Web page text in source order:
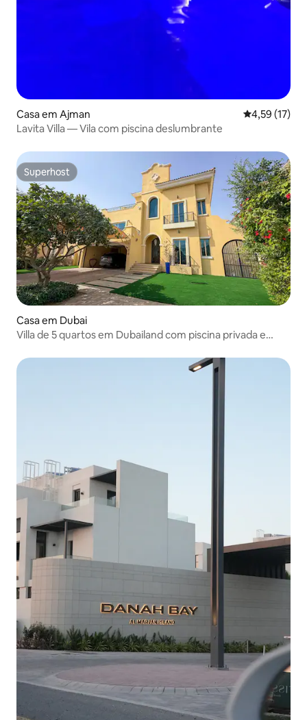
Casa em Ajman Classificação
4,59 (17)
Lavita Villa — Vila com piscina deslumbrante
Superhost
Superhost
Casa em Dubai
Villa de 5 quartos em Dubailand com piscina privada e